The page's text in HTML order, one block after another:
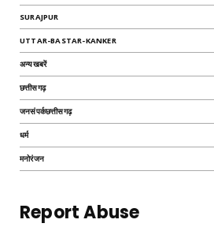
SURAJPUR
UTTAR-BASTAR-KANKER
अन्यखबरें
छत्तीसगढ़
जनसंपर्कछत्तीसगढ़
धर्म
मनोरंजन
Report Abuse